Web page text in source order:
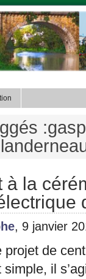
à la
, 9 janvier
projet de
simple, il